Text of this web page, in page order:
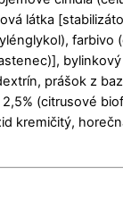
látka
farbivo
prášok z
(citrusové
kremičitý,